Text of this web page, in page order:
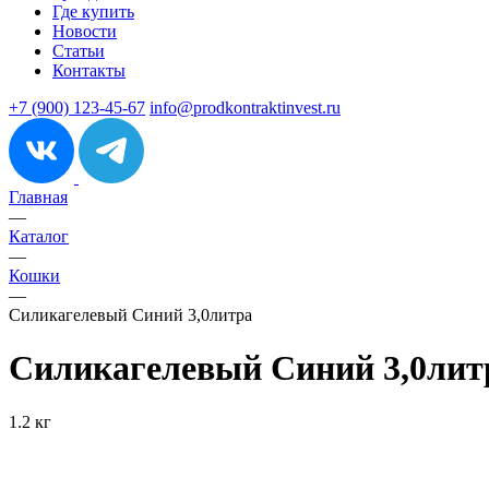
Где купить
Новости
Статьи
Контакты
+7 (900) 123-45-67 info@prodkontraktinvest.ru
Главная
—
Каталог
—
Кошки
—
Силикагелевый Синий 3,0литра
Силикагелевый Синий
1.2 кг